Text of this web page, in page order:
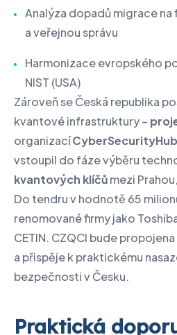
Analýza dopadů migrace
a veřejnou správu
Harmonizace evropského
NIST (USA)
Zároveň se Česká republika
kvantové infrastruktury –
organizacíCyberSecurityHub
vstoupil do fáze výběru
kvantových klíčůmezi
Do tendru v hodnotě 65
renomované firmy jako
CETIN. CZQCI bude
a přispěje k praktickému
bezpečnosti v Česku.
Praktická